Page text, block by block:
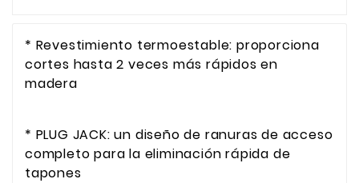
* Revestimiento termoestable: proporciona
cortes hasta 2 veces más rápidos en
madera
* PLUG JACK: un diseño de ranuras de acceso
completo para la eliminación rápida de
tapones